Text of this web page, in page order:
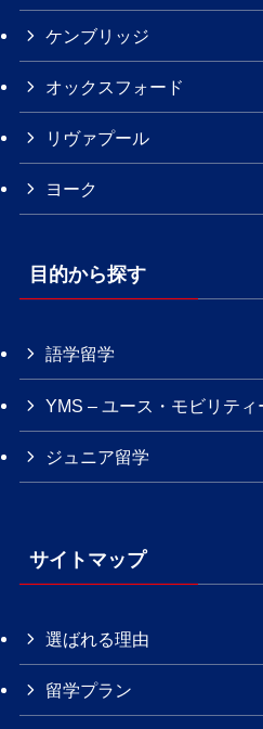
ケンブリッジ
オックスフォード
リヴァプール
ヨーク
目的から探す
語学留学
YMS – ユース・モビリティ
ジュニア留学
サイトマップ
選ばれる理由
留学プラン